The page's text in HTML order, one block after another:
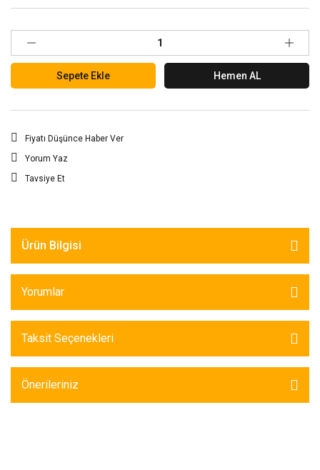
Sepete Ekle Hemen AL
Fiyatı Düşünce Haber Ver
Yorum Yaz
Tavsiye Et
Ürün Bilgisi
Yorumlar
Taksit Seçenekleri
Önerileriniz